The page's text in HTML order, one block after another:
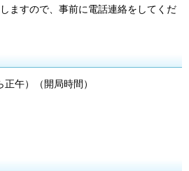
ますので、事前に電話連絡をしてくだ
午）（開局時間）